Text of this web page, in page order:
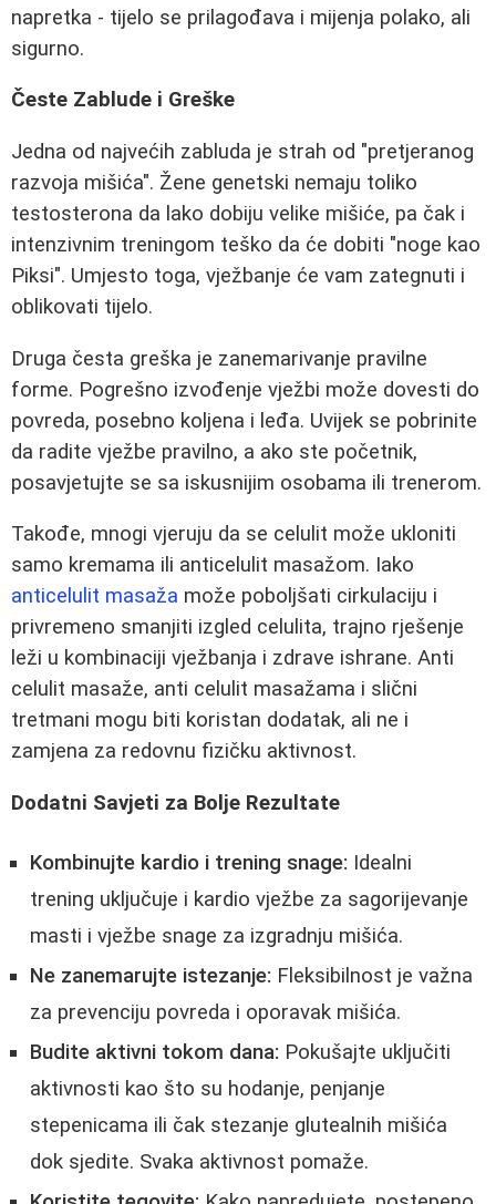
napretka - tijelo se prilagođava i mijenja polako, ali
sigurno.
Česte Zablude i Greške
Jedna od najvećih zabluda je strah od "pretjeranog
razvoja mišića". Žene genetski nemaju toliko
testosterona da lako dobiju velike mišiće, pa čak i
intenzivnim treningom teško da će dobiti "noge kao
Piksi". Umjesto toga, vježbanje će vam zategnuti i
oblikovati tijelo.
Druga česta greška je zanemarivanje pravilne
forme. Pogrešno izvođenje vježbi može dovesti do
povreda, posebno koljena i leđa. Uvijek se pobrinite
da radite vježbe pravilno, a ako ste početnik,
posavjetujte se sa iskusnijim osobama ili trenerom.
Takođe, mnogi vjeruju da se celulit može ukloniti
samo kremama ili anticelulit masažom. Iako
anticelulit masaža može poboljšati cirkulaciju i
privremeno smanjiti izgled celulita, trajno rješenje
leži u kombinaciji vježbanja i zdrave ishrane. Anti
celulit masaže, anti celulit masažama i slični
tretmani mogu biti koristan dodatak, ali ne i
zamjena za redovnu fizičku aktivnost.
Dodatni Savjeti za Bolje Rezultate
Kombinujte kardio i trening snage: Idealni
trening uključuje i kardio vježbe za sagorijevanje
masti i vježbe snage za izgradnju mišića.
Ne zanemarujte istezanje: Fleksibilnost je važna
za prevenciju povreda i oporavak mišića.
Budite aktivni tokom dana: Pokušajte uključiti
aktivnosti kao što su hodanje, penjanje
stepenicama ili čak stezanje glutealnih mišića
dok sjedite. Svaka aktivnost pomaže.